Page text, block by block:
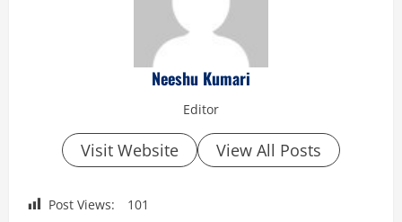
Neeshu Kumari
Editor
Visit Website View All Posts
Post Views: 101